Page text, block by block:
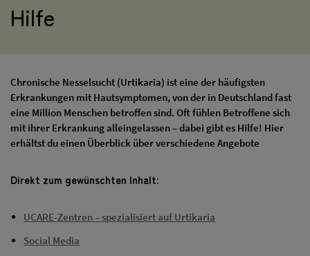
Hilfe
Chronische Nesselsucht (Urtikaria) ist eine der häufigsten
Erkrankungen mit Hautsymptomen, von der in Deutschland fast
eine Million Menschen betroffen sind. Oft fühlen Betroffene sich
mit ihrer Erkrankung alleingelassen – dabei gibt es Hilfe! Hier
erhältst du einen Überblick über verschiedene Angebote
Direkt zum gewünschten Inhalt:
UCARE-Zentren – spezialisiert auf Urtikaria
Social Media